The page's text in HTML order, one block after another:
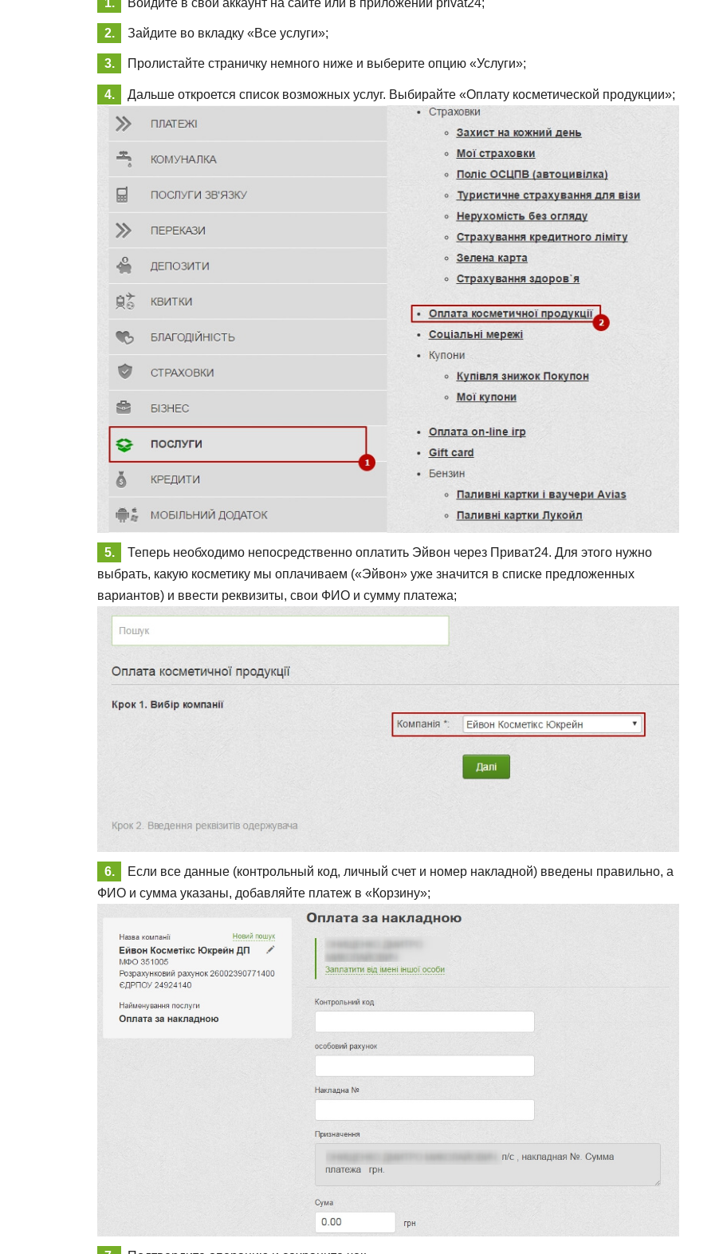
Войдите в свой аккаунт на сайте или в приложении privat24;
Зайдите во вкладку «Все услуги»;
Пролистайте страничку немного ниже и выберите опцию «Услуги»;
Дальше откроется список возможных услуг. Выбирайте «Оплату косметической продукции»;
Теперь необходимо непосредственно оплатить Эйвон через Приват24. Для этого нужно
выбрать, какую косметику мы оплачиваем («Эйвон» уже значится в списке предложенных
вариантов) и ввести реквизиты, свои ФИО и сумму платежа;
Если все данные (контрольный код, личный счет и номер накладной) введены правильно, а
ФИО и сумма указаны, добавляйте платеж в «Корзину»;